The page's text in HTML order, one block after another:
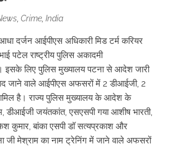
Crime India
दर्जन आईपीएस अधिकारी मिड टर्म करियर
पटेल राष्ट्रीय पुलिस अकादमी
इसके लिए पुलिस मुख्यालय पटना से आदेश जारी
जाने वाले आईपीएस अफसरों में 2 डीआईजी, 2
है। राज्य पुलिस मुख्यालय के आदेश के
डीआईजी जयंतकांत, एसएसपी गया आशीष भारती,
कुमार, बांका एसपी डॉ सत्यप्रकाश और
जी मेश्राम का नाम ट्रेनिंग में जाने वाले अफसरों